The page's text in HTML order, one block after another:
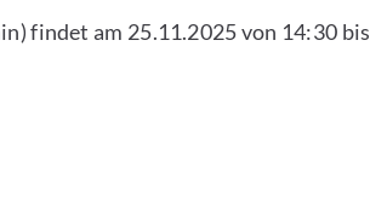
findet am 25.11.2025 von 14:30 bis